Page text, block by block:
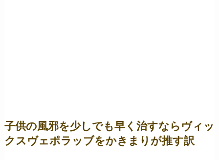
子供の風邪を少しでも早く治すならヴィッ
クスヴェポラッブをかきまりが推す訳